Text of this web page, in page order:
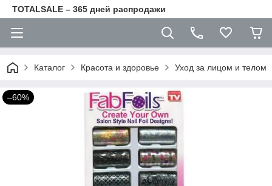
TOTALSALE – 365 дней распродажи
Каталог Красота и здоровье Уход за лицом и телом
–60%